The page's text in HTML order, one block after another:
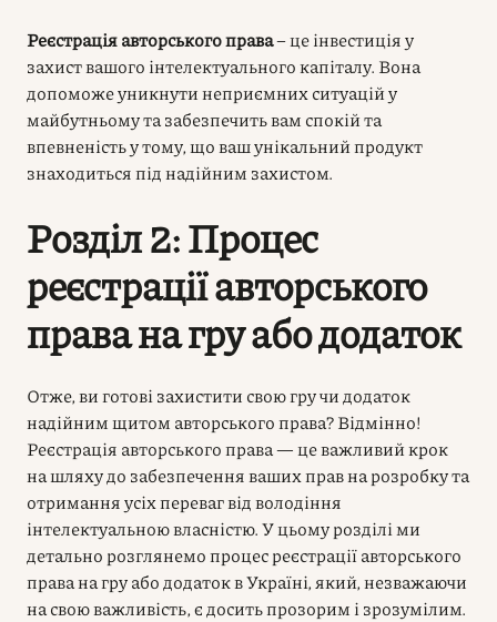
Реєстрація авторського права– це інвестиція у
захист вашого інтелектуального капіталу. Вона
допоможе уникнути неприємних ситуацій у
майбутньому та забезпечить вам спокій та
впевненість у тому, що ваш унікальний продукт
знаходиться під надійним захистом.
Розділ 2: Процес
реєстрації авторського
права на гру або додаток
Отже, ви готові захистити свою гру чи додаток
надійним щитом авторського права? Відмінно!
Реєстрація авторського права — це важливий крок
на шляху до забезпечення ваших прав на розробку та
отримання усіх переваг від володіння
інтелектуальною власністю. У цьому розділі ми
детально розглянемо процес реєстрації авторського
права на гру або додаток в Україні, який, незважаючи
на свою важливість, є досить прозорим і зрозумілим.